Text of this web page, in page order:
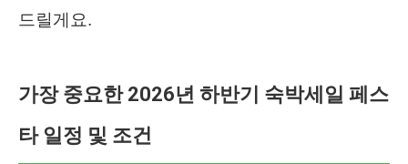
드릴게요.
가장 중요한 2026년 하반기 숙박세일 페스
타 일정 및 조건